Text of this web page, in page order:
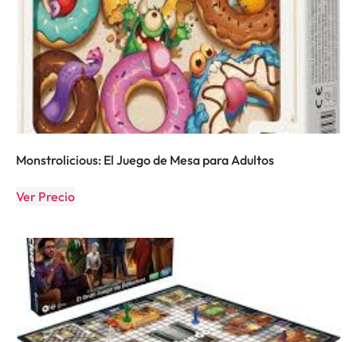
Monstrolicious: El Juego de Mesa para Adultos
Ver Precio